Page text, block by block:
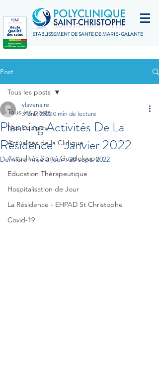
ETABLISSEMENT DE SANTÉ DE MARIE-GALANTE
Post
Tous les posts
Nos Equipes
Actualités de la Clinique
Actualités Santé Guadeloupe
Education Thérapeutique
Hospitalisation de Jour
La Résidence - EHPAD St Christophe
Covid-19
Tous les posts
Planning Activités De La
Résidence - Janvier 2022
ylavenaire
3 janv. 2022 0 min de lecture
Dernière mise à jour :28 sept. 2022